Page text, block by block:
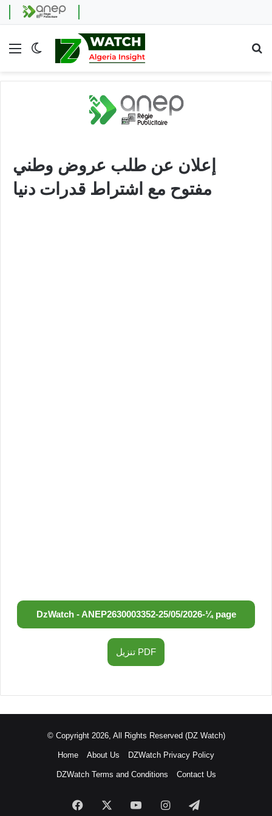
Menu Switch skin
إعلان عن طلب عروض وطني
مفتوح مع اشتراط قدرات دنيا
DzWatch - ANEP2630003352-25/05/2026-¼ page
تنزيل PDF
© Copyright 2026, All Rights Reserved (DZ Watch)
Home About Us DZWatch Privacy Policy
DZWatch Terms and Conditions Contact Us
Facebook YouTubeInstagramTelegram